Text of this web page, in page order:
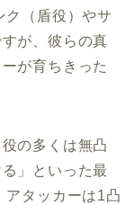
ク（盾役）やサ
が、彼らの真
が育ちきった
の多くは無凸
」といった最
アタッカーは1凸